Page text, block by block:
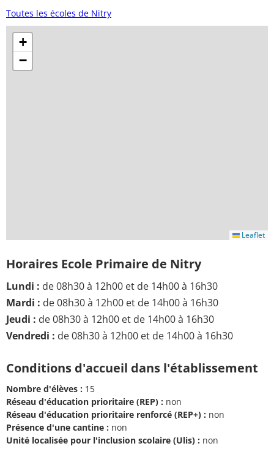
Toutes les écoles de Nitry
+
−
Leaflet
Horaires Ecole Primaire de Nitry
Lundi : de 08h30 à 12h00 et de 14h00 à 16h30
Mardi : de 08h30 à 12h00 et de 14h00 à 16h30
Jeudi : de 08h30 à 12h00 et de 14h00 à 16h30
Vendredi : de 08h30 à 12h00 et de 14h00 à 16h30
Conditions d'accueil dans l'établissement
Nombre d'élèves : 15
Réseau d'éducation prioritaire (REP) : non
Réseau d'éducation prioritaire renforcé (REP+) : non
Présence d'une cantine : non
Unité localisée pour l'inclusion scolaire (Ulis) : non